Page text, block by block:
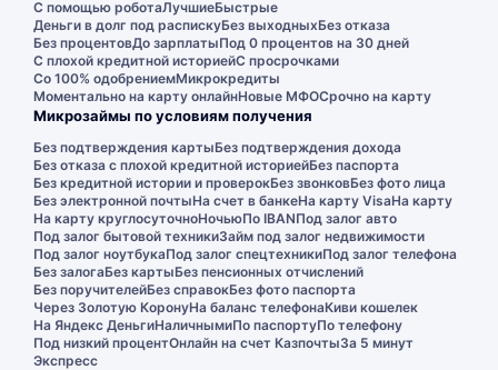
С помощью роботаЛучшиеБыстрые
Деньги в долг под распискуБез выходныхБез отказа
Без процентовДо зарплатыПод 0 процентов на 30 дней
С плохой кредитной историейС просрочками
Со 100% одобрениемМикрокредиты
Моментально на карту онлайнНовые МФОСрочно на карту
Микрозаймы по условиям получения
Без подтверждения картыБез подтверждения дохода
Без отказа с плохой кредитной историейБез паспорта
Без кредитной истории и проверокБез звонковБез фото лица
Без электронной почтыНа счет в банкеНа карту VisaНа карту
На карту круглосуточноНочьюПо IBANПод залог авто
Под залог бытовой техникиЗайм под залог недвижимости
Под залог ноутбукаПод залог спецтехникиПод залог телефона
Без залогаБез картыБез пенсионных отчислений
Без поручителейБез справокБез фото паспорта
Через Золотую КоронуНа баланс телефонаКиви кошелек
На Яндекс ДеньгиНаличнымиПо паспортуПо телефону
Под низкий процентОнлайн на счет КазпочтыЗа 5 минут
Экспресс